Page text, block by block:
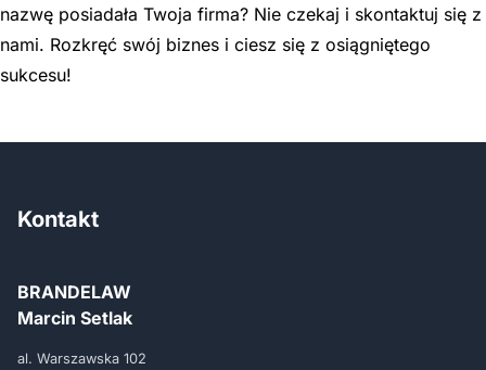
nazwę posiadała Twoja firma? Nie czekaj i skontaktuj się z
nami. Rozkręć swój biznes i ciesz się z osiągniętego
sukcesu!
Kontakt
BRANDELAW
Marcin Setlak
al. Warszawska 102